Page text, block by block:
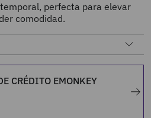
perfecta para elevar
comodidad.
CRÉDITO EMONKEY